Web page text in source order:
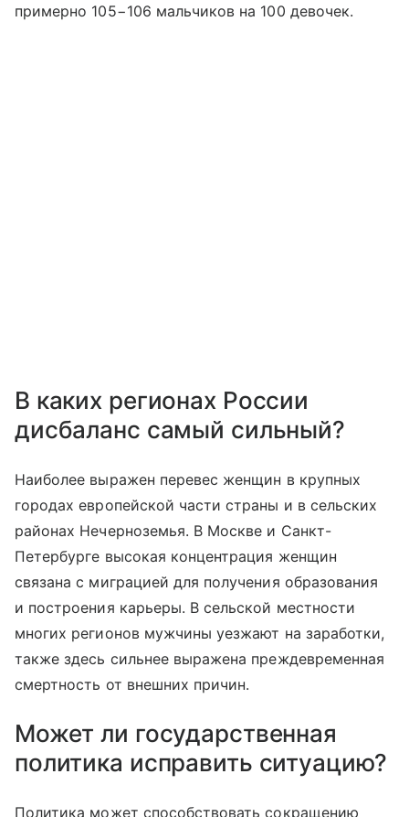
примерно 105−106 мальчиков на 100 девочек.
В каких регионах России
дисбаланс самый сильный?
Наиболее выражен перевес женщин в крупных
городах европейской части страны и в сельских
районах Нечерноземья. В Москве и Санкт-
Петербурге высокая концентрация женщин
связана с миграцией для получения образования
и построения карьеры. В сельской местности
многих регионов мужчины уезжают на заработки,
также здесь сильнее выражена преждевременная
смертность от внешних причин.
Может ли государственная
политика исправить ситуацию?
Политика может способствовать сокращению